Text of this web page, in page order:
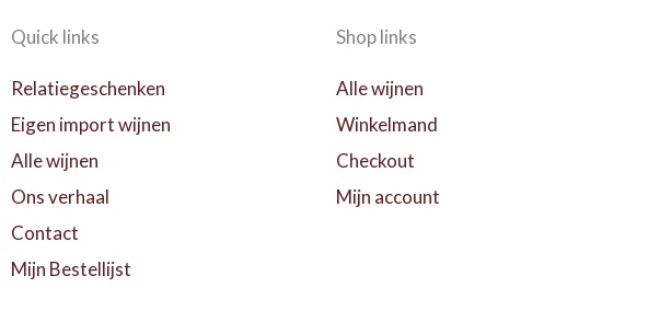
Quick links
Relatiegeschenken
Eigen import wijnen
Alle wijnen
Ons verhaal
Contact
Mijn Bestellijst
Shop links
Alle wijnen
Winkelmand
Checkout
Mijn account